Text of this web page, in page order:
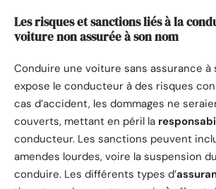
Les risques et sanctions liés à la
voiture non assurée à son nom
Conduire une voiture sans assurance à
expose le conducteur à des risques
cas d’accident, les dommages ne
couverts, mettant en péril la
conducteur. Les sanctions peuvent
amendes lourdes, voire la suspension
conduire. Les différents types d’